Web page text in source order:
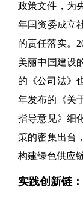
政策文件，为
年国资委成立
的责任落实。
美丽中国建设
的《公司法》
年发布的《关
指导意见》细
策的密集出台
构建绿色供应
实践创新链